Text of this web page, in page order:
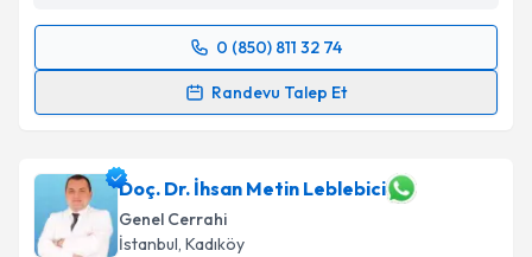
0 (850) 811 32 74
Randevu Talep Et
Randevu Takvimi Talebi
takvim hazırlandığında e-posta ile bilgilendireceğiz.
E-posta Adresiniz
Doç. Dr. İhsan Metin Leblebici
Genel Cerrahi
İstanbul, Kadıköy